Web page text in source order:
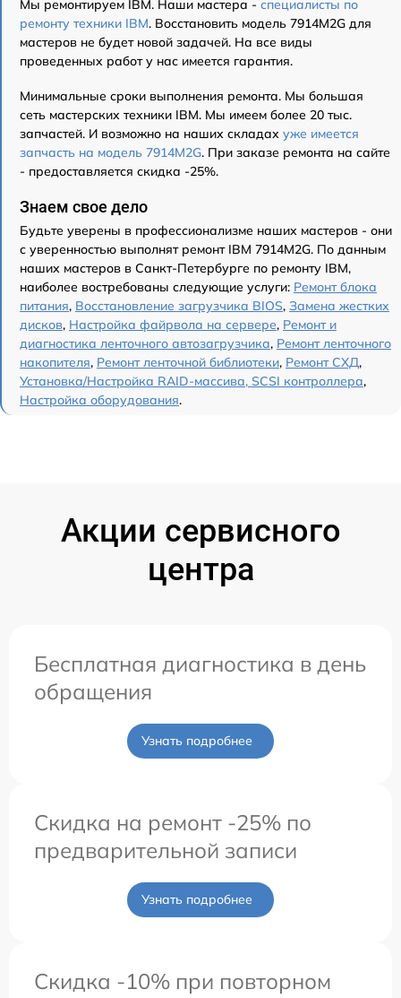
Мы ремонтируем IBM. Наши мастера - специалисты по
ремонту техники IBM. Восстановить модель 7914M2G для
мастеров не будет новой задачей. На все виды
проведенных работ у нас имеется гарантия.
Минимальные сроки выполнения ремонта. Мы большая
сеть мастерских техники IBM. Мы имеем более 20 тыс.
запчастей. И возможно на наших складах уже имеется
запчасть на модель 7914M2G. При заказе ремонта на сайте
- предоставляется скидка -25%.
Знаем свое дело
Будьте уверены в профессионализме наших мастеров - они
с уверенностью выполнят ремонт IBM 7914M2G. По данным
наших мастеров в Санкт-Петербурге по ремонту IBM,
наиболее востребованы следующие услуги: Ремонт блока
питания, Восстановление загрузчика BIOS, Замена жестких
дисков, Настройка файрвола на сервере, Ремонт и
диагностика ленточного автозагрузчика, Ремонт ленточного
накопителя, Ремонт ленточной библиотеки, Ремонт СХД,
Установка/Настройка RAID-массива, SCSI контроллера,
Настройка оборудования.
Акции сервисного
центра
Бесплатная диагностика в день
обращения
Узнать подробнее
Скидка на ремонт -25% по
предварительной записи
Узнать подробнее
Скидка -10% при повторном